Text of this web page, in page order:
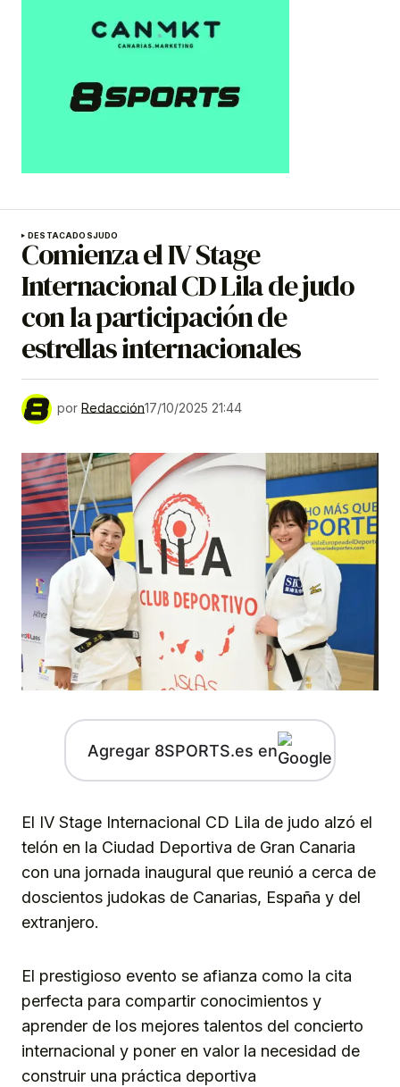
DESTACADOSJUDO
Comienza el IV Stage
Internacional CD Lila de judo
con la participación de
estrellas internacionales
por Redacción17/10/2025 21:44
Agregar 8SPORTS.es en
El IV Stage Internacional CD Lila de judo alzó el
telón en la Ciudad Deportiva de Gran Canaria
con una jornada inaugural que reunió a cerca de
doscientos judokas de Canarias, España y del
extranjero.
El prestigioso evento se afianza como la cita
perfecta para compartir conocimientos y
aprender de los mejores talentos del concierto
internacional y poner en valor la necesidad de
construir una práctica deportiva